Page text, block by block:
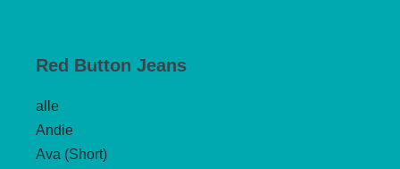
auf.
auf
Red Button Jeans
alle
Andie
Ava (Short)